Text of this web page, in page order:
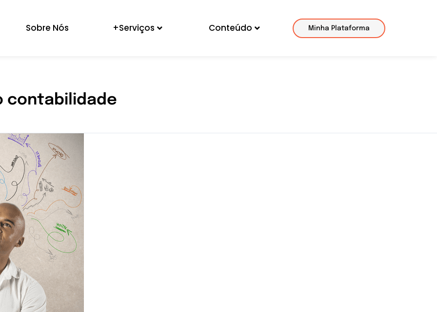
Sobre Nós +Serviços Conteúdo Minha Plataforma
contabilidade